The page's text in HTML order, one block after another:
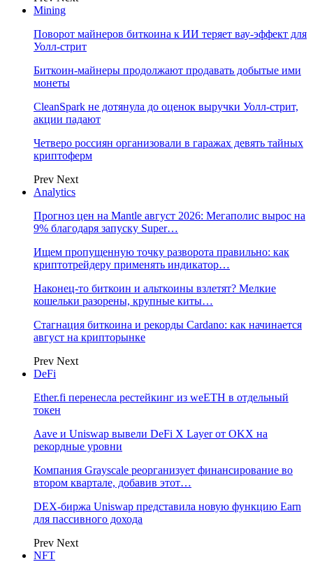
Mining
Поворот майнеров биткоина к ИИ теряет вау-эффект для
Уолл-стрит
Биткоин-майнеры продолжают продавать добытые ими
монеты
CleanSpark не дотянула до оценок выручки Уолл-стрит,
акции падают
Четверо россиян организовали в гаражах девять тайных
криптоферм
Prev Next
Analytics
Прогноз цен на Mantle август 2026: Мегаполис вырос на
9% благодаря запуску Super…
Ищем пропущенную точку разворота правильно: как
криптотрейдеру применять индикатор…
Наконец-то биткоин и альткоины взлетят? Мелкие
кошельки разорены, крупные киты…
Стагнация биткоина и рекорды Cardano: как начинается
август на крипторынке
Prev Next
DeFi
Ether.fi перенесла рестейкинг из weETH в отдельный
токен
Aave и Uniswap вывели DeFi X Layer от OKX на
рекордные уровни
Компания Grayscale реорганизует финансирование во
втором квартале, добавив этот…
DEX-биржа Uniswap представила новую функцию Earn
для пассивного дохода
Prev Next
NFT